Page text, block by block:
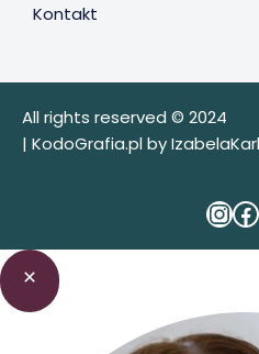
Kontakt
All rights reserved © 2024
| KodoGrafia.plby